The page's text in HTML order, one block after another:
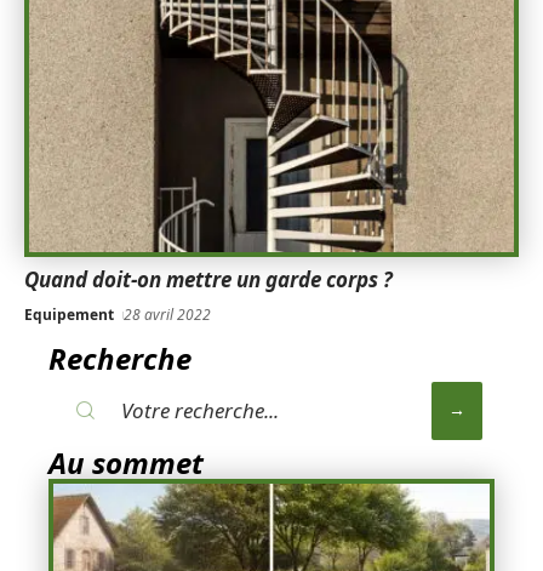
Quand doit-on mettre un garde corps ?
Equipement 28 avril 2022
Recherche
Au sommet